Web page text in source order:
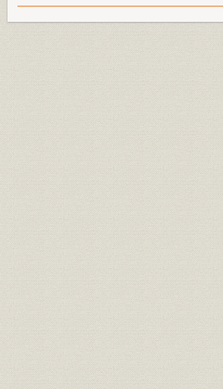
役員
取締役副社長 進藤竹二郎、取締
役副社長 谷口豊三郎、取締役副
社長 藪田為三
役員
常務取締役 神前政幸、常務取締
役 中村幸吉、常務取締役 伊東光
太郎、取締役 斎藤香、取締役 安
井義忠
役員
取締役 古田一男、取締役 村田正
人、取締役 福味幸内、取締役 太
田豊彦、取締役 清水穣
役員
監査役 伊藤伝七、監査役 森田繁
三、監査役 松本五郎
役員 役員会議
役員 役員一覧(大阪紡績株式会社) 明治16年
役員 役員一覧(三重紡績株式会社) 明治19年
役員 東洋紡績株式会社役員一覧 大正3年下
役員 役員一覧(裕豊紡績株式会社)
昭和4年6
6月18日現
役員
役員一覧(昭和レーヨン株式会
社)
昭和3年
役員 役員一覧(東洋染色株式会社) 昭和4年上
沿革 東洋紡績株式会社系譜
明治13年
現在